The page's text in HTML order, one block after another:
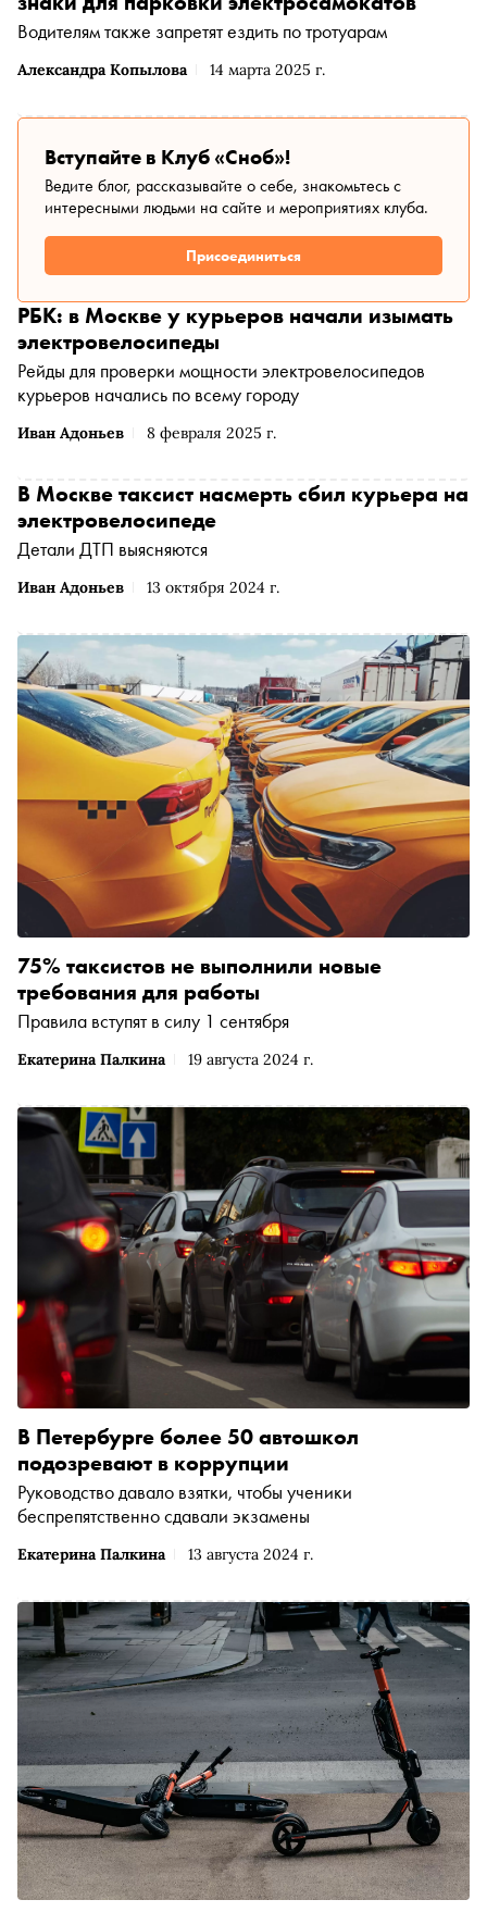
Александра Копылова 14 марта 2025 г.
Водителям также запретят ездить по тротуарам
Вступайте в Клуб «Сноб»!
Ведите блог, рассказывайте о себе, знакомьтесь с
интересными людьми на сайте и мероприятиях клуба.
Присоединиться
Иван Адоньев 8 февраля 2025 г.
РБК: в Москве у курьеров начали изымать
электровелосипеды
Рейды для проверки мощности электровелосипедов
курьеров начались по всему городу
Иван Адоньев 13 октября 2024 г.
В Москве таксист насмерть сбил курьера на
электровелосипеде
Детали ДТП выясняются
Екатерина Палкина 19 августа 2024 г.
75% таксистов не выполнили новые
требования для работы
Правила вступят в силу 1 сентября
Екатерина Палкина 13 августа 2024 г.
В Петербурге более 50 автошкол
подозревают в коррупции
Руководство давало взятки, чтобы ученики
беспрепятственно сдавали экзамены